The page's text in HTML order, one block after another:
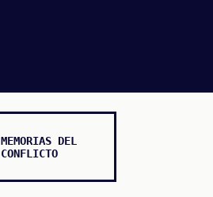
MEMORIAS DEL
CONFLICTO